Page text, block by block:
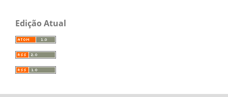
Edição Atual